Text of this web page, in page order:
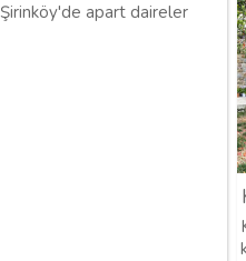
Şirinköy'de apart daireler